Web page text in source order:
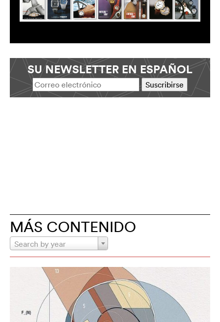
SU NEWSLETTER EN ESPAÑOL
MÁS CONTENIDO
Search by year